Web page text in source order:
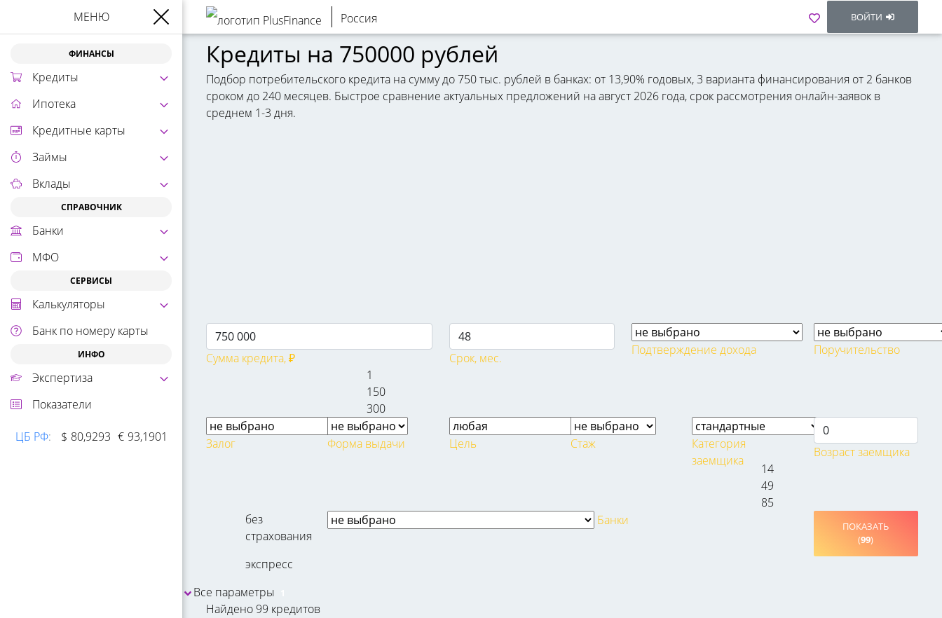
МЕНЮ
ФИНАНСЫ
Кредиты
Ипотека
Кредитные карты
Займы
Вклады
СПРАВОЧНИК
Банки
МФО
СЕРВИСЫ
Калькуляторы
Банк по номеру карты
ИНФО
Экспертиза
Показатели
ЦБ РФ: $ 80,9293 € 93,1901
Россия ВОЙТИ
Кредиты на 750000 рублей
Подбор потребительского кредита на сумму до 750 тыс. рублей в банках: от 13,90% годовых, 3 варианта финансирования от 2 банков
сроком до 240 месяцев. Быстрое сравнение актуальных предложений на август 2026 года, срок рассмотрения онлайн-заявок в
среднем 1-3 дня.
Сумма кредита, ₽
Срок, мес.
1
150
300
Подтверждение дохода Поручительство
Залог Форма выдачи Цель Стаж
Категория
заемщика
Возраст заемщика
14
49
85
без
страхования
экспресс
Банки
ПОКАЗАТЬ
(99)
Все параметры
Найдено 99 кредитов